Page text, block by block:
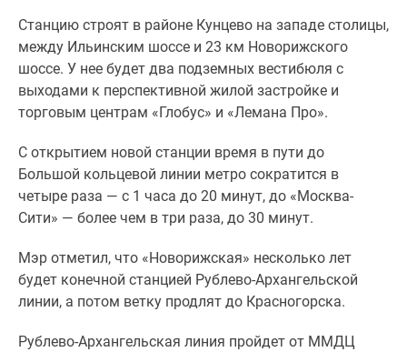
застройщики
Панорамы
новостроек
Видеообзор
новостроек
Экспертиза
новостроек
Москвы
Подмосковья
Студии
Станцию строят в районе Кунцево на западе столицы,
между Ильинским шоссе и 23 км Новорижского
шоссе. У нее будет два подземных вестибюля с
выходами к перспективной жилой застройке и
торговым центрам «Глобус» и «Лемана Про».
С открытием новой станции время в пути до
Большой кольцевой линии метро сократится в
четыре раза — с 1 часа до 20 минут, до «Москва-
Сити» — более чем в три раза, до 30 минут.
Мэр отметил, что «Новорижская» несколько лет
будет конечной станцией Рублево-Архангельской
линии, а потом ветку продлят до Красногорска.
Рублево-Архангельская линия пройдет от ММДЦ